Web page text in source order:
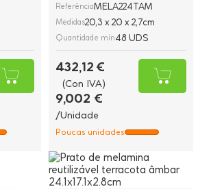
ReferênciaMELA224TAM
Medidas20,3 x 20 x 2,7cm
Quantidade mín48 UDS
432,12 €
(Con IVA)
9,002 €
/Unidade
Poucas unidades